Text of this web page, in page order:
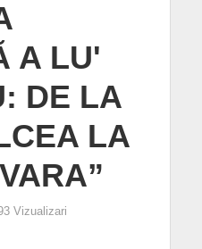
A LUʹ
DE LA
LA
Vizualizari